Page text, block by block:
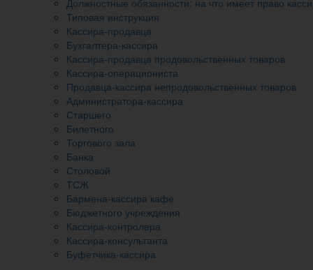
Типовая инструкция
Кассира-продавца
Бухгалтера-кассира
Кассира-продавца продовольственных товаров
Кассира-операциониста
Продавца-кассира непродовольственных товаров
Администратора-кассира
Старшего
Билетного
Торгового зала
Банка
Столовой
ТСЖ
Бармена-кассира кафе
Бюджетного учреждения
Кассира-контролера
Кассира-консультанта
Буфетчика-кассира